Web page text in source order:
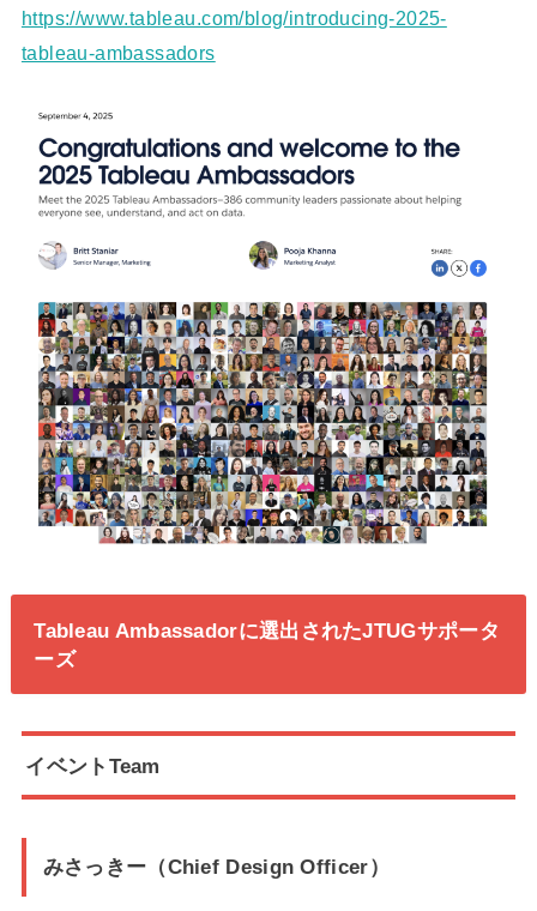
https://www.tableau.com/blog/introducing-2025-
tableau-ambassadors
Tableau Ambassadorに選出されたJTUGサポータ
ーズ
イベントTeam
みさっきー（Chief Design Officer）